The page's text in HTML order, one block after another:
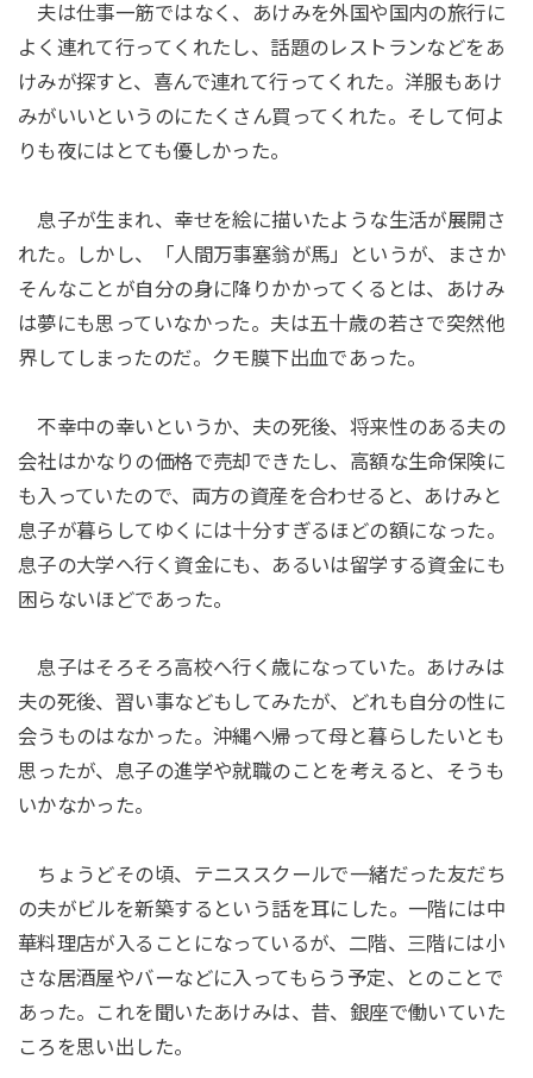
夫は仕事一筋ではなく、あけみを外国や国内の旅行に
よく連れて行ってくれたし、話題のレストランなどをあ
けみが探すと、喜んで連れて行ってくれた。洋服もあけ
みがいいというのにたくさん買ってくれた。そして何よ
りも夜にはとても優しかった。
息子が生まれ、幸せを絵に描いたような生活が展開さ
れた。しかし、「人間万事塞翁が馬」というが、まさか
そんなことが自分の身に降りかかってくるとは、あけみ
は夢にも思っていなかった。夫は五十歳の若さで突然他
界してしまったのだ。クモ膜下出血であった。
不幸中の幸いというか、夫の死後、将来性のある夫の
会社はかなりの価格で売却できたし、高額な生命保険に
も入っていたので、両方の資産を合わせると、あけみと
息子が暮らしてゆくには十分すぎるほどの額になった。
息子の大学へ行く資金にも、あるいは留学する資金にも
困らないほどであった。
息子はそろそろ高校へ行く歳になっていた。あけみは
夫の死後、習い事などもしてみたが、どれも自分の性に
会うものはなかった。沖縄へ帰って母と暮らしたいとも
思ったが、息子の進学や就職のことを考えると、そうも
いかなかった。
ちょうどその頃、テニススクールで一緒だった友だち
の夫がビルを新築するという話を耳にした。一階には中
華料理店が入ることになっているが、二階、三階には小
さな居酒屋やバーなどに入ってもらう予定、とのことで
あった。これを聞いたあけみは、昔、銀座で働いていた
ころを思い出した。